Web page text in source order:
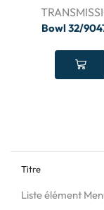
Bowl 32/
Titre
Liste élément